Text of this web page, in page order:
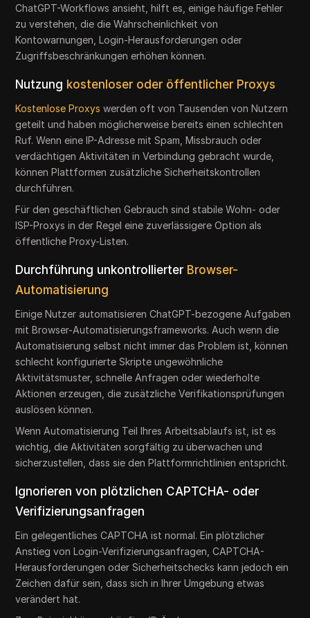
ChatGPT-Workflows ansieht, hilft es, einige häufige Fehler
zu verstehen, die die Wahrscheinlichkeit von
Kontowarnungen, Login-Herausforderungen oder
Zugriffsbeschränkungen erhöhen können.
Nutzung kostenloser oder öffentlicher Proxys
Kostenlose Proxys werden oft von Tausenden von Nutzern
geteilt und haben möglicherweise bereits einen schlechten
Ruf. Wenn eine IP-Adresse mit Spam, Missbrauch oder
verdächtigen Aktivitäten in Verbindung gebracht wurde,
können Plattformen zusätzliche Sicherheitskontrollen
durchführen.
Für den geschäftlichen Gebrauch sind stabile Wohn- oder
ISP-Proxys in der Regel eine zuverlässigere Option als
öffentliche Proxy-Listen.
Durchführung unkontrollierter Browser-
Automatisierung
Einige Nutzer automatisieren ChatGPT-bezogene Aufgaben
mit Browser-Automatisierungsframeworks. Auch wenn die
Automatisierung selbst nicht immer das Problem ist, können
schlecht konfigurierte Skripte ungewöhnliche
Aktivitätsmuster, schnelle Anfragen oder wiederholte
Aktionen erzeugen, die zusätzliche Verifikationsprüfungen
auslösen können.
Wenn Automatisierung Teil Ihres Arbeitsablaufs ist, ist es
wichtig, die Aktivitäten sorgfältig zu überwachen und
sicherzustellen, dass sie den Plattformrichtlinien entspricht.
Ignorieren von plötzlichen CAPTCHA- oder
Verifizierungsanfragen
Ein gelegentliches CAPTCHA ist normal. Ein plötzlicher
Anstieg von Login-Verifizierungsanfragen, CAPTCHA-
Herausforderungen oder Sicherheitschecks kann jedoch ein
Zeichen dafür sein, dass sich in Ihrer Umgebung etwas
verändert hat.